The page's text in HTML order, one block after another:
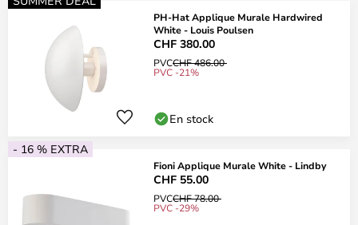
PH-Hat Applique Murale Hardwired
White - Louis Poulsen
CHF 380.00
PVCCHF 486.00
PVC -21%
En stock
- 16 % EXTRA
Fioni Applique Murale White - Lindby
CHF 55.00
PVCCHF 78.00
PVC -29%